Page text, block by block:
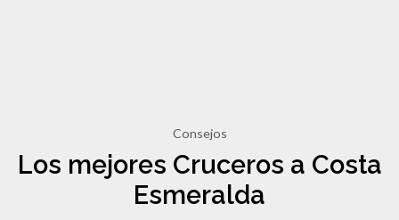
Consejos
Los mejores Cruceros a Costa
Esmeralda